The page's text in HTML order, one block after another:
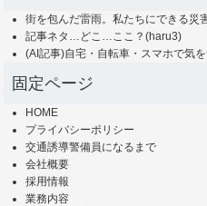
街を包んだ雷雨。私たちにできる災
記事ネタ…どこ…ここ？(haru3)
(AI記事)自宅・自転車・スマホで気
固定ページ
HOME
プライバシーポリシー
交通誘導警備員になるまで
会社概要
採用情報
業務内容